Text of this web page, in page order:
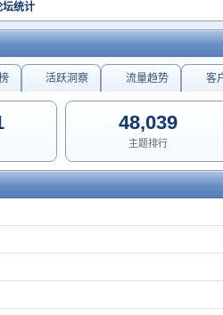
坛统计
活跃洞察 流量趋势 客
48,039
主题排行